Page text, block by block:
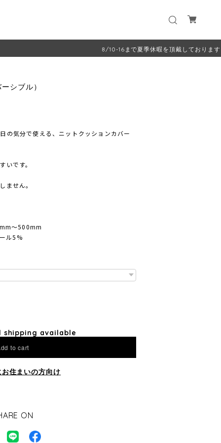
8/10-16まで夏季休暇を頂戴しております。8/17よ
シブル）
の気分で使える、ニットクッションカバー
いです。
ません。
〜500mm
ル5%
available
to cart
住まいの方向け
ON